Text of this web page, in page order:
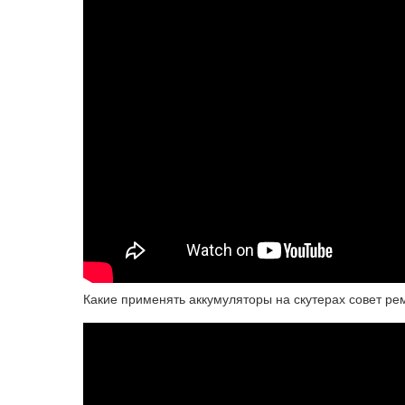
Какие применять аккумуляторы на скутерах совет